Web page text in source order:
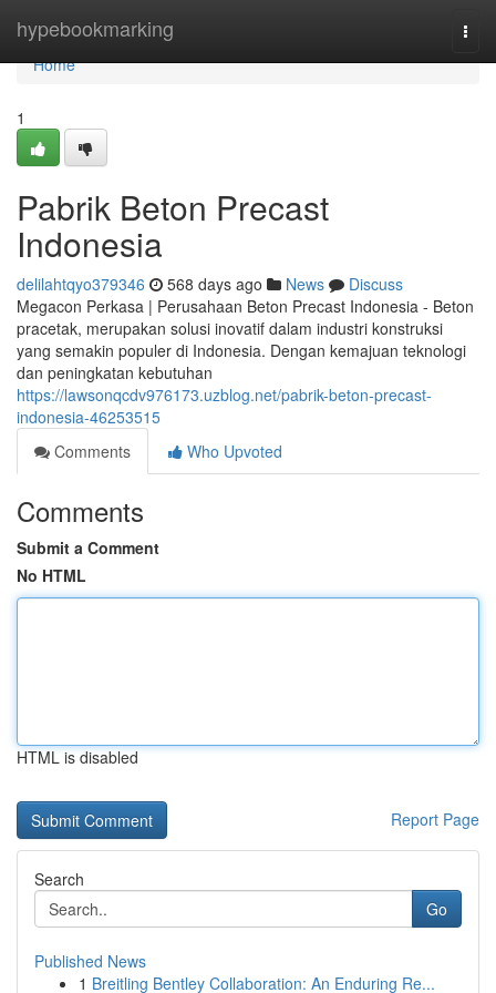
hypebookmarking
Home
Home
1
Pabrik Beton Precast
Indonesia
delilahtqyo379346 568 days ago News
Discuss
Megacon Perkasa | Perusahaan Beton Precast Indonesia - Beton
pracetak, merupakan solusi inovatif dalam industri konstruksi
yang semakin populer di Indonesia. Dengan kemajuan teknologi
dan peningkatan kebutuhan
https://lawsonqcdv976173.uzblog.net/pabrik-beton-precast-
indonesia-46253515
Comments
Who Upvoted
Comments
Submit a Comment
No HTML
HTML is disabled
Report Page
Search
Go
Published News
1 Breitling Bentley Collaboration: An Enduring Re...